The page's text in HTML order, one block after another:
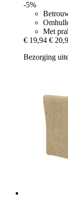
-5%
Met
€ 19,94 €
Bezorging